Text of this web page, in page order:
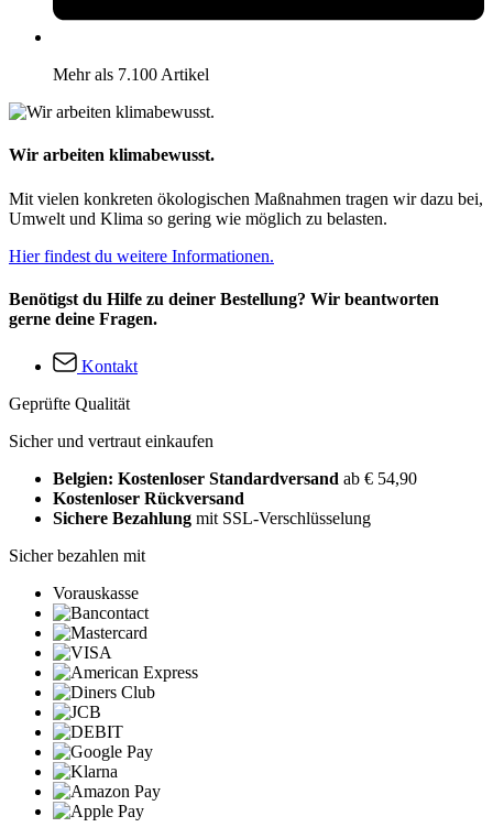
Mehr als 7.100 Artikel
Wir arbeiten klimabewusst.
Mit vielen konkreten ökologischen Maßnahmen tragen wir dazu bei,
Umwelt und Klima so gering wie möglich zu belasten.
Hier findest du weitere Informationen.
Benötigst du Hilfe zu deiner Bestellung? Wir beantworten
gerne deine Fragen.
Kontakt
Geprüfte Qualität
Sicher und vertraut einkaufen
Belgien: Kostenloser Standardversand ab € 54,90
Kostenloser Rückversand
Sichere Bezahlung mit SSL-Verschlüsselung
Sicher bezahlen mit
Vorauskasse